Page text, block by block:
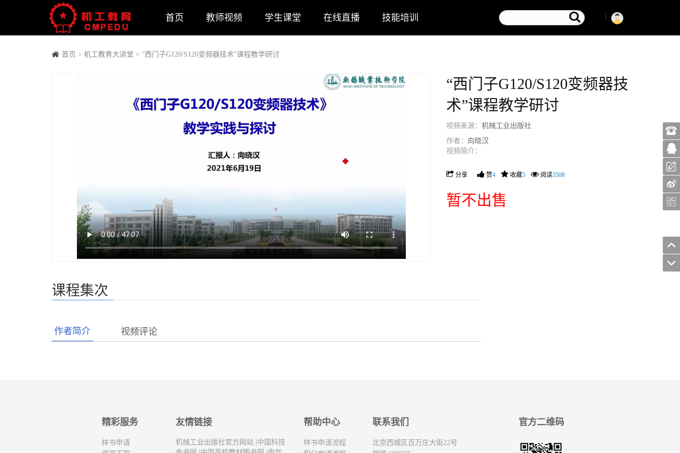
首页 教师视频 学生课堂 在线直播 技能培训
首页 > 机工教育大讲堂 > “西门子G120/S120变频器技术”课程教学研讨
“西门子G120/S120变频器技
术”课程教学研讨
视频来源： 机械工业出版社
作者： 向晓汉
视频简介：
分享 赞4 收藏5 阅读3508
暂不出售
课程集次
作者简介 视频评论
精彩服务
样书申请
友情链接
机械工业出版社官方网站 中国科技
帮助中心
样书申请流程
联系我们
北京西城区百万庄大街22号
官方二维码